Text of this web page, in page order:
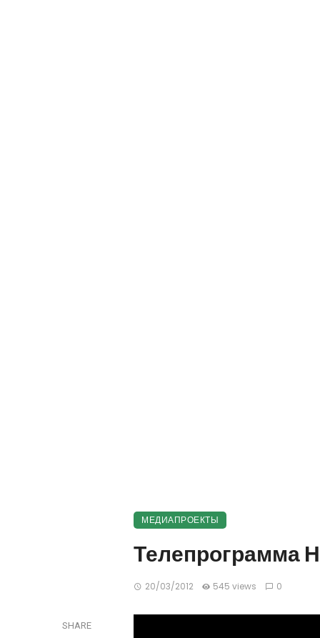
МЕДИАПРОЕКТЫ
Телепрограмма
20/03/2012 545 views 0
SHARE